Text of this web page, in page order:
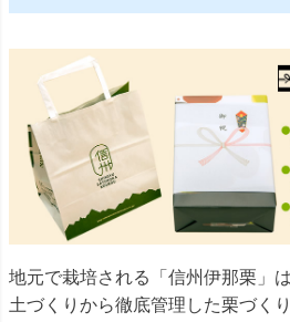
地元で栽培される「信州伊那栗」
土づくりから徹底管理した栗づく